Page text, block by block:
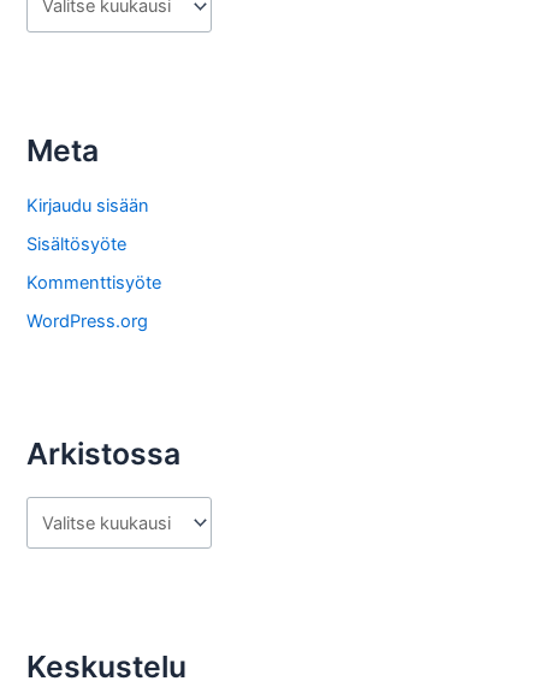
r
s
o
s
t
a
Meta
Kirjaudu sisään
Sisältösyöte
Kommenttisyöte
WordPress.org
Arkistossa
r
sKeskustelu